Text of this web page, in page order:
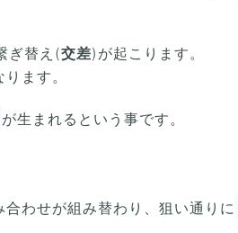
ぎ替え(交差)が起こります。
ます。
が生まれるという事です。
わせが組み替わり、狙い通りに